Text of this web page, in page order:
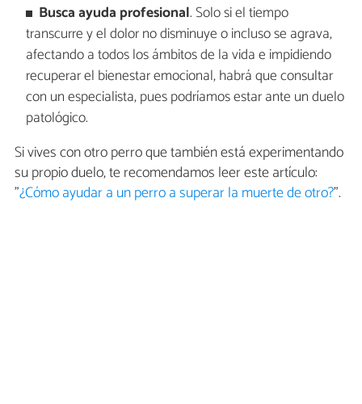
Busca ayuda profesional. Solo si el tiempo
transcurre y el dolor no disminuye o incluso se agrava,
afectando a todos los ámbitos de la vida e impidiendo
recuperar el bienestar emocional, habrá que consultar
con un especialista, pues podríamos estar ante un duelo
patológico.
Si vives con otro perro que también está experimentando
su propio duelo, te recomendamos leer este artículo:
"¿Cómo ayudar a un perro a superar la muerte de otro?".